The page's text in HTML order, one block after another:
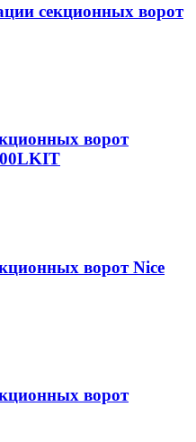
секционных ворот
ворот
ворот Nice
ворот